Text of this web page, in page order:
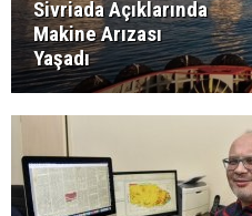
Sivriada Açıklarında
Makine Arızası
Yaşadı